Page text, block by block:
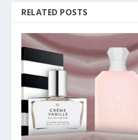
RELATED POSTS